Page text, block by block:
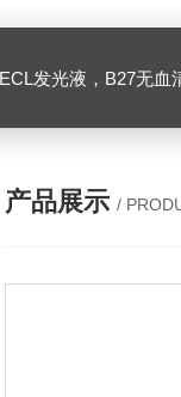
，N2培养基，紫外酶标板，Gibco胶原酶，
产品展示 /